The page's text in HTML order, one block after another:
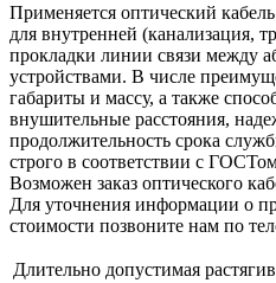
Применяется оптический
для внутренней (канализация,
прокладки линии связи между
устройствами. В числе
габариты и массу, а также
внушительные расстояния,
продолжительность срока
строго в соответствии с
Возможен заказ оптического
Для уточнения информации о
стоимости позвоните нам по
Длительно допустимая